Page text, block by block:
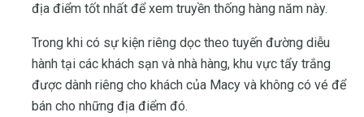
địa điểm tốt nhất để xem truyền thống hàng năm này.
Trong khi có sự kiện riêng dọc theo tuyến đường diễu
hành tại các khách sạn và nhà hàng, khu vực tẩy trắng
được dành riêng cho khách của Macy và không có vé để
bán cho những địa điểm đó.